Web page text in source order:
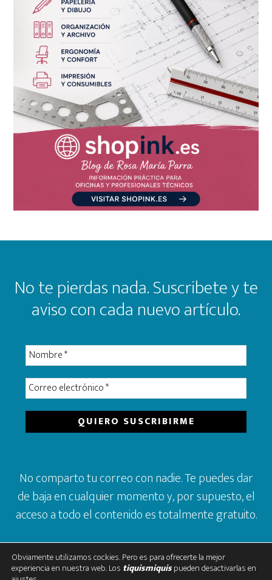
Footer
No te pierdas nada. Suscribete y te
aviso con cada nuevo artículo.
No comparto tu correo con nadie. Te puedes dar
de baja en cualquier momento y, por supuesto, el
acceso a todo el contenido es totalmente gratuito.
Obviamente utilizamos cockies. Pero es para ofrecerte la mejor
experiencia en nuestra web. Los tiquismiquispueden desactivarlas en